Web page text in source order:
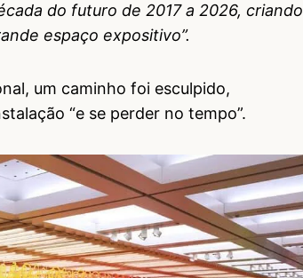
do futuro de 2017 a 2026, criando
espaço expositivo”.
um caminho foi esculpido,
“e se perder no tempo”.